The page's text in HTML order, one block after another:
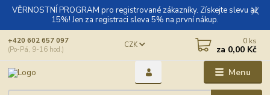
VĚRNOSTNÍ PROGRAM pro registrované zákazníky. Získejte slevu až
15%! Jen za registraci sleva 5% na první nákup.
Menu
CZK
+420 602 657 097
(Po-Pá, 9-16 hod.)
0 ks
za 0,00 Kč